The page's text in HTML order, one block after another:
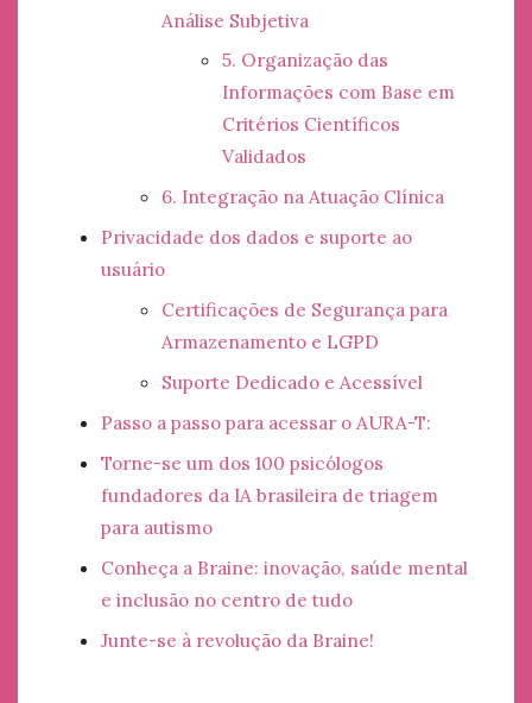
Análise Subjetiva
5. Organização das
Informações com Base em
Critérios Científicos
Validados
6. Integração na Atuação Clínica
Privacidade dos dados e suporte ao
usuário
Certificações de Segurança para
Armazenamento e LGPD
Suporte Dedicado e Acessível
Passo a passo para acessar o AURA-T:
Torne-se um dos 100 psicólogos
fundadores da IA brasileira de triagem
para autismo
Conheça a Braine: inovação, saúde mental
e inclusão no centro de tudo
Junte-se à revolução da Braine!